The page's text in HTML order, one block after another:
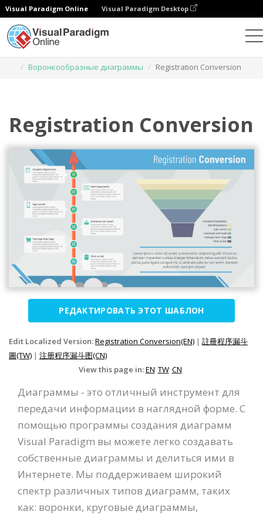
Visual Paradigm Online Visual Paradigm Desktop
Воронкообразные диаграммы
Registration Conversion
Registration Conversion
РЕДАКТИРОВАТЬ ЭТОТ ШАБЛОН
Edit Localized Version:Registration Conversion(EN) | 註冊程序漏斗
圖(TW) | 注册程序漏斗图(CN)
View this page in:EN TW CN
Диаграммы - это отличный инструмент для
передачи информации в наглядной форме. С
помощью программы создания диаграмм
Visual Paradigm вы можете легко создавать
собственные диаграммы и делиться ими в
Интернете. Мы поддерживаем широкий
спектр различных типов диаграмм, таких
как: воронки, круговые диаграммы,